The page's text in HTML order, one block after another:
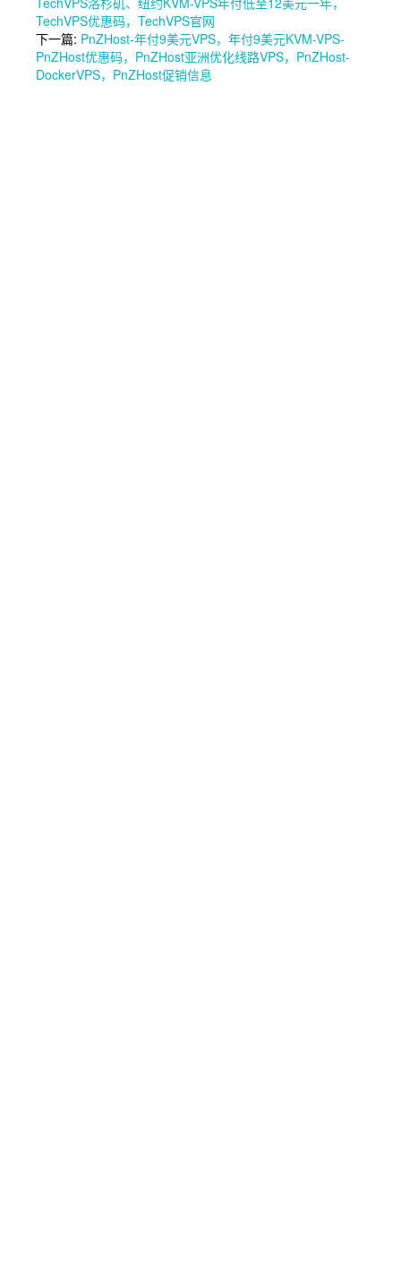
TechVPS优惠码，TechVPS官网
下一篇: PnZHost-年付9美元VPS，年付9美元KVM-VPS-
PnZHost优惠码，PnZHost亚洲优化线路VPS，PnZHost-
DockerVPS，PnZHost促销信息